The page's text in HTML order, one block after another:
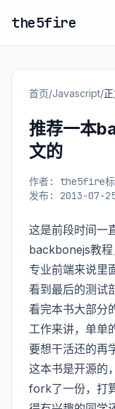
the5fire
首页/Javascript/
推荐一本
文的
作者: the5fire
发布: 2013-07-
这是前段时间一
backbonejs教程
专业前端来说里
看到最后的测试
看完本书大部分
工作来讲，单单
要想干活还的再
这本书是开源的
fork了一份，打